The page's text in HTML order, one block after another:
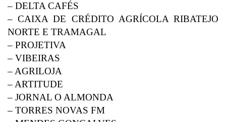
– DELTA CAFÉS
– CAIXA DE CRÉDITO AGRÍCOLA RIBATEJO
NORTE E TRAMAGAL
– PROJETIVA
– VIBEIRAS
– AGRILOJA
– ARTITUDE
– JORNAL O ALMONDA
– TORRES NOVAS FM